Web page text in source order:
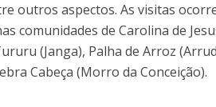
outros aspectos. As visitas
comunidades de Carolina de
(Janga), Palha de Arroz
Cabeça (Morro da Conceição).